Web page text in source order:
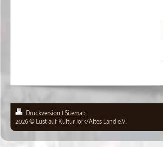
Druckversion|Sitemap
2026 © Lust auf Kultur Jork/Altes Land e.V.